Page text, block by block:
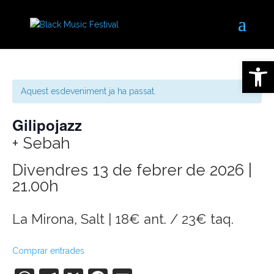
Aquest esdeveniment ja ha passat.
Gilipojazz
+ Sebah
Divendres 13 de febrer de 2026 |
21.00h
La Mirona, Salt | 18€ ant. / 23€ taq.
Comprar entrades
Obre